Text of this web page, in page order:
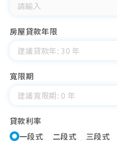
房屋貸款年限
寬限期
貸款利率
一段式
二段式 三段式